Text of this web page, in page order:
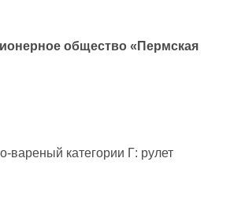
общество «Пермская
категории Г: рулет